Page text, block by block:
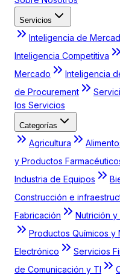
Servicios
Inteligencia de
Inteligencia Competitiva
Mercado
Inteligencia
de Procurement
los Servicios
Categorías
Agricultura
y Productos
Industria de Equipos
Construcción e
Fabricación
Nutrición y
Productos Químicos y
Electrónico
Servicios
de Comunicación y TI